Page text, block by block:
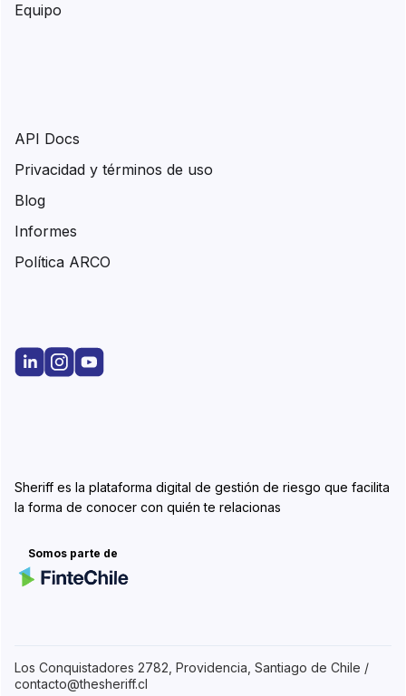
Sheriff es la plataforma digital de gestión de riesgo que facilita
la forma de conocer con quién te relacionas
Somos parte de
Equipo
API Docs
Privacidad y términos de uso
Blog
Informes
Política ARCO
Los Conquistadores 2782, Providencia, Santiago de Chile /
contacto@thesheriff.cl